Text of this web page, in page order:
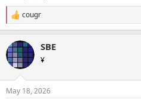
R
e
c
t
i
s
cougr
SBE
¥
May 18, 2026